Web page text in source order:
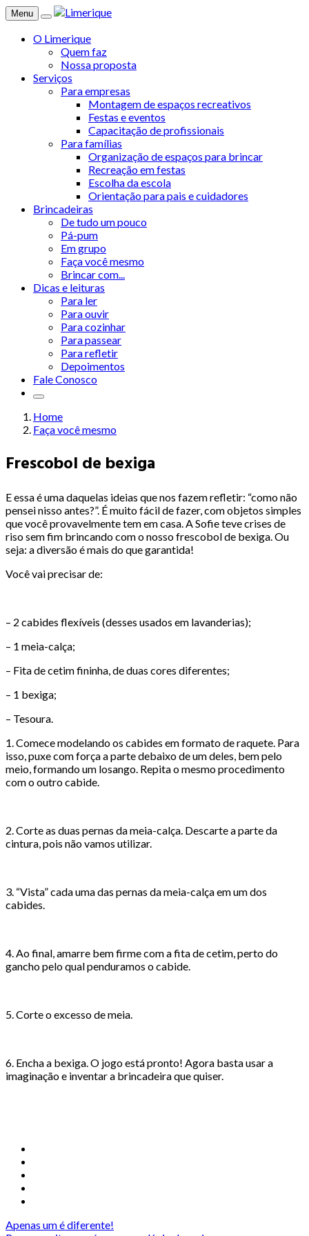
Menu
O Limerique
Quem faz
Nossa proposta
Serviços
Para empresas
Montagem de espaços recreativos
Festas e eventos
Capacitação de profissionais
Para famílias
Organização de espaços para brincar
Recreação em festas
Escolha da escola
Orientação para pais e cuidadores
Brincadeiras
De tudo um pouco
Pá-pum
Em grupo
Faça você mesmo
Brincar com...
Dicas e leituras
Para ler
Para ouvir
Para cozinhar
Para passear
Para refletir
Depoimentos
Fale Conosco
Home
Faça você mesmo
Frescobol de bexiga
E essa é uma daquelas ideias que nos fazem refletir: “como não
pensei nisso antes?”. É muito fácil de fazer, com objetos simples
que você provavelmente tem em casa. A Sofie teve crises de
riso sem fim brincando com o nosso frescobol de bexiga. Ou
seja: a diversão é mais do que garantida!
Você vai precisar de:
– 2 cabides flexíveis (desses usados em lavanderias);
– 1 meia-calça;
– Fita de cetim fininha, de duas cores diferentes;
– 1 bexiga;
– Tesoura.
1. Comece modelando os cabides em formato de raquete. Para
isso, puxe com força a parte debaixo de um deles, bem pelo
meio, formando um losango. Repita o mesmo procedimento
com o outro cabide.
2. Corte as duas pernas da meia-calça. Descarte a parte da
cintura, pois não vamos utilizar.
3. “Vista” cada uma das pernas da meia-calça em um dos
cabides.
4. Ao final, amarre bem firme com a fita de cetim, perto do
gancho pelo qual penduramos o cabide.
5. Corte o excesso de meia.
6. Encha a bexiga. O jogo está pronto! Agora basta usar a
imaginação e inventar a brincadeira que quiser.
Apenas um é diferente!